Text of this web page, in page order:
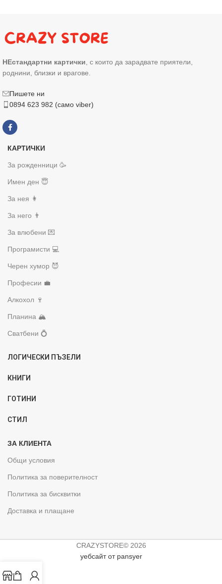
НЕстандартни картички, с които да зарадвате приятели,
роднини, близки и врагове.
Пишете ни
0894 623 982 (само viber)
КАРТИЧКИ
За рожденници 🥳
Имен ден 😇
За нея 👩
За него 👨
За влюбени 💌
Програмисти 💻
Черен хумор 😈
Професии 💼
Алкохол 🍷
Планина 🏔️
Сватбени 💍
ЛОГИЧЕСКИ ПЪЗЕЛИ
КНИГИ
ГОТИНИ
СТИЛ
ЗА КЛИЕНТА
Общи условия
Политика за поверителност
Политика за бисквитки
Доставка и плащане
CRAZYSTORE© 2026
уебсайт от pansyer